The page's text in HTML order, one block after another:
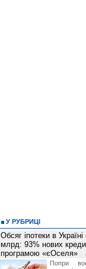
У РУБРИЦІ
Обсяг іпотеки в
млрд: 93% нових
програмою «єОселя»
Попри